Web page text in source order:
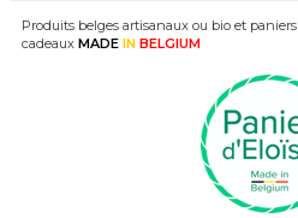
Produits belges artisanaux ou bio et paniers
cadeaux MADE IN BELGIUM